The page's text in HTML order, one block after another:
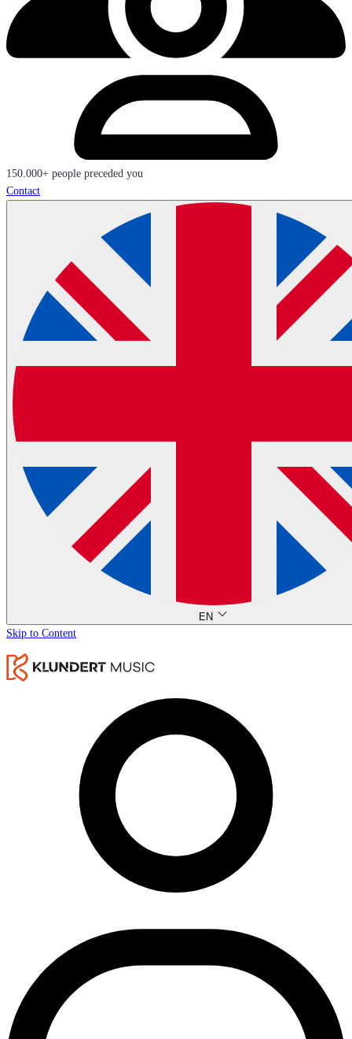
150.000+ people preceded you
Contact
EN
Skip to Content